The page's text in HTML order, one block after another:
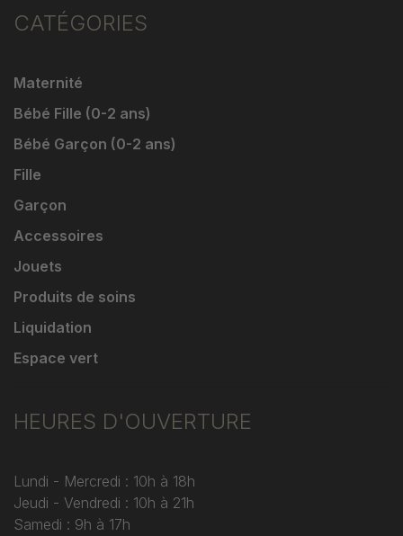
CATÉGORIES
Maternité
Bébé Fille (0-2 ans)
Bébé Garçon (0-2 ans)
Fille
Garçon
Accessoires
Jouets
Produits de soins
Liquidation
Espace vert
HEURES D'OUVERTURE
Lundi - Mercredi : 10h à 18h
Jeudi - Vendredi : 10h à 21h
Samedi : 9h à 17h